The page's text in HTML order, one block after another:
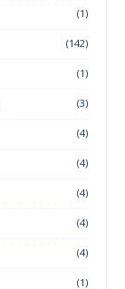
(1)
(142)
(1)
(3)
(4)
(4)
(4)
(4)
(4)
(1)